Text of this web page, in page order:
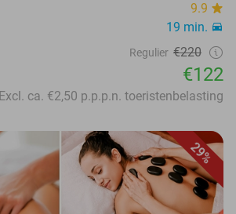
9.9
19 min.
Regulier €220
€122
Excl. ca. €2,50 p.p.p.n. toeristenbelasting
29%